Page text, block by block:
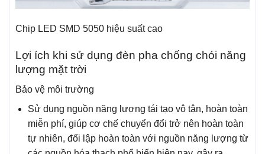
Chip LED SMD 5050 hiệu suất cao
Lợi ích khi sử dụng đèn pha chống chói năng
lượng mặt trời
Bảo vệ môi trường
Sử dụng nguồn năng lượng tái tạo vô tận, hoàn toàn
miễn phí, giúp cơ chế chuyển đổi trở nên hoàn toàn
tự nhiên, đối lập hoàn toàn với nguồn năng lượng từ